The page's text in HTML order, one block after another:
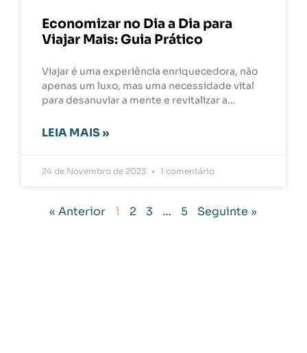
Economizar no Dia a Dia para
Viajar Mais: Guia Prático
Viajar é uma experiência enriquecedora, não
apenas um luxo, mas uma necessidade vital
para desanuviar a mente e revitalizar a…
LEIA MAIS »
24 de Novembro de 2023 1 comentário
« Anterior 1 2 3 … 5 Seguinte »